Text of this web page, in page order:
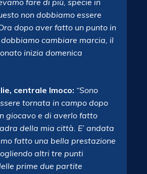
fare di più, specie in
non dobbiamo essere
dopo aver fatto un punto in
cambiare marcia, il
inizia domenica
centrale Imoco: “Sono
tornata in campo dopo
giocavo e di averlo fatto
della mia città. E’ andata
fatto una bella prestazione
altri tre punti
prime due partite